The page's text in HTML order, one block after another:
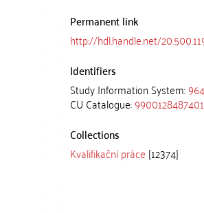
Permanent link
http://hdl.handle.net/
Identifiers
Study Information System:
CU Catalogue:
Collections
Kvalifikační práce [12374]